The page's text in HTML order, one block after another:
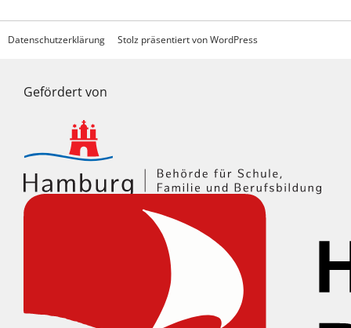
Datenschutzerklärung Stolz präsentiert von WordPress
Gefördert von